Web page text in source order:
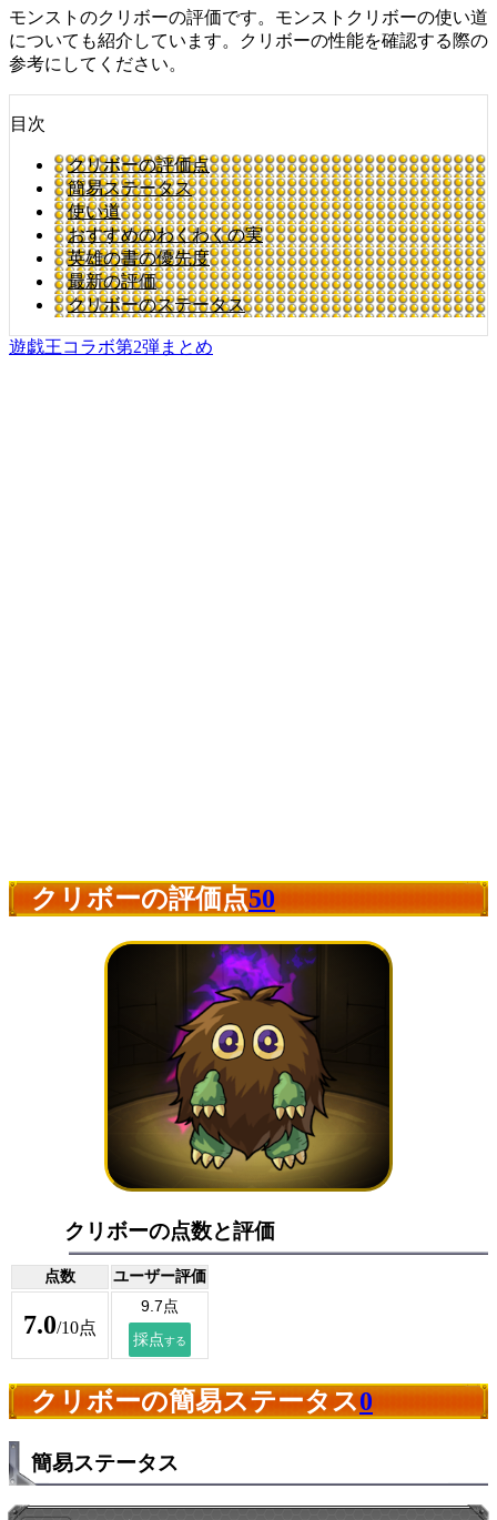
モンストのクリボーの評価です。モンストクリボーの使い道
についても紹介しています。クリボーの性能を確認する際の
参考にしてください。
目次
クリボーの評価点
簡易ステータス
使い道
おすすめのわくわくの実
英雄の書の優先度
最新の評価
クリボーのステータス
遊戯王コラボ第2弾まとめ
クリボーの評価点50
クリボーの点数と評価
点数 ユーザー評価
7.0/10点
クリボーの簡易ステータス0
簡易ステータス